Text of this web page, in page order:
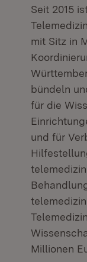
Seit 2015
mit Sitz in
bündeln
für die
und für
Millionen